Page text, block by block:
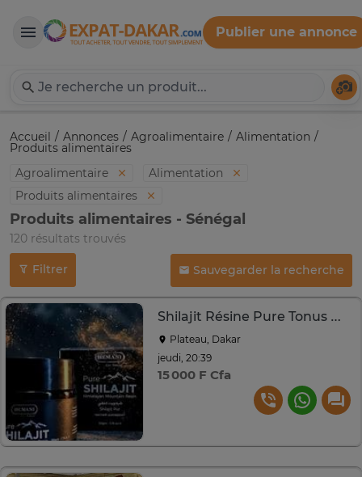
Expat-Dakar
Publier une annonce
Accueil Annonces Agroalimentaire Alimentation
Produits alimentaires
Agroalimentaire
Alimentation
Produits alimentaires
Produits alimentaires - Sénégal
120 résultats trouvés
Filtrer Sauvegarder la recherche
Shilajit Résine Pure Tonus Naturelle
Plateau, Dakar
jeudi, 20:39
15 000 F Cfa